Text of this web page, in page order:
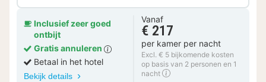
Inclusief zeer goed
ontbijt
Gratis annuleren
Betaal in het hotel
Bekijk details
Vanaf
€ 217
per kamer per nacht
Excl. € 5 bijkomende kosten
op basis van 2 personen en 1
nacht